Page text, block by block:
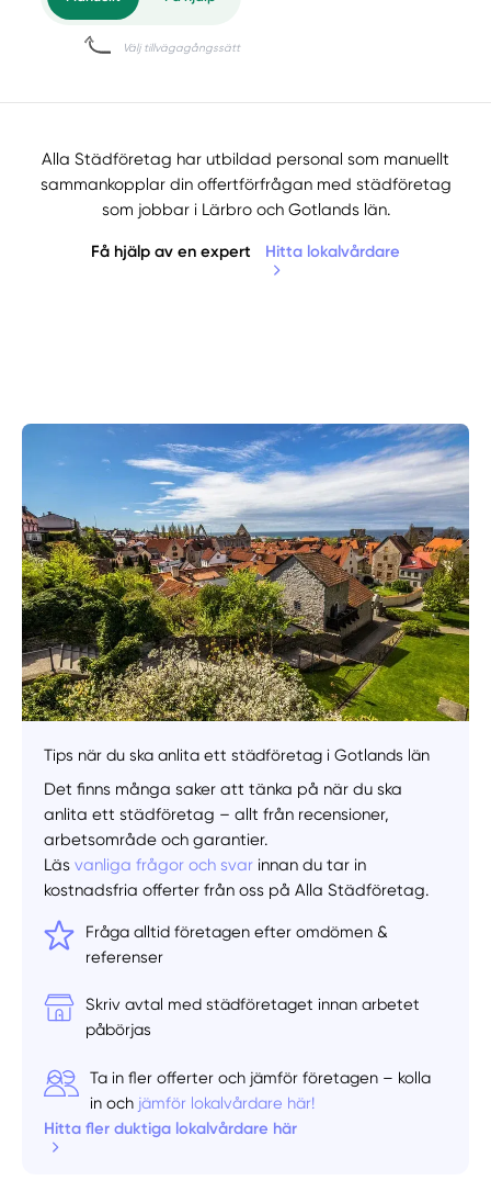
Få hjälp
Välj tillvägagångssätt
Alla Städföretag har utbildad personal som manuellt
sammankopplar din offertförfrågan med städföretag
som jobbar i Lärbro och Gotlands län.
Få hjälp av en expert Hitta lokalvårdare
Tips när du ska anlita ett städföretag i Gotlands län
Det finns många saker att tänka på när du ska
anlita ett städföretag – allt från recensioner,
arbetsområde och garantier.
Läsvanliga frågor och svar innan du tar in
kostnadsfria offerter från oss på Alla Städföretag.
Fråga alltid företagen efter omdömen &
referenser
Skriv avtal med städföretaget innan arbetet
påbörjas
Ta in fler offerter och jämför företagen – kolla
in och jämför lokalvårdare här!
Hitta fler duktiga lokalvårdare här